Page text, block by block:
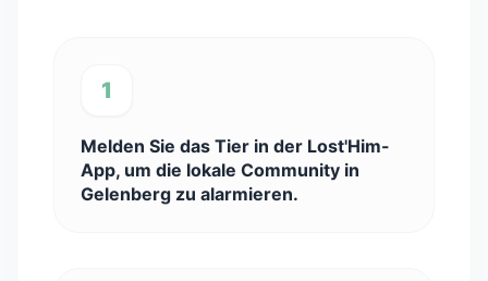
1
Melden Sie das Tier in der Lost'Him-
App, um die lokale Community in
Gelenberg zu alarmieren.